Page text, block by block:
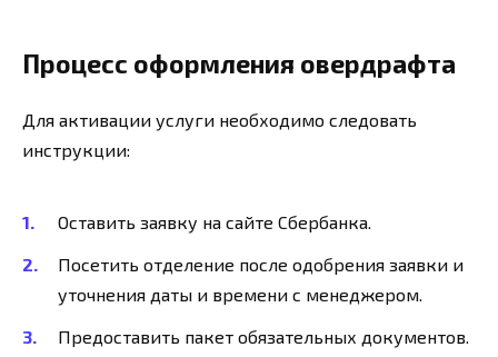
Процесс оформления овердрафта
Для активации услуги необходимо следовать
инструкции:
Оставить заявку на сайте Сбербанка.
Посетить отделение после одобрения заявки и
уточнения даты и времени с менеджером.
Предоставить пакет обязательных документов.